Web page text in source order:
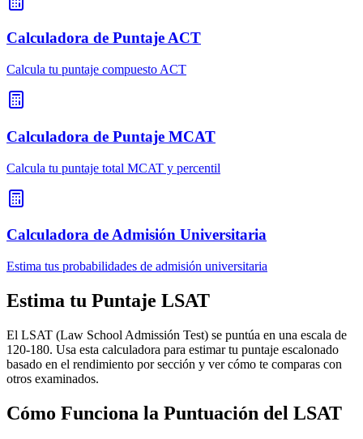
Calculadora de Puntaje ACT
Calcula tu puntaje compuesto ACT
Calculadora de Puntaje MCAT
Calcula tu puntaje total MCAT y percentil
Calculadora de Admisión Universitaria
Estima tus probabilidades de admisión universitaria
Estima tu Puntaje LSAT
El LSAT (Law School Admissión Test) se puntúa en una escala de
120-180. Usa esta calculadora para estimar tu puntaje escalonado
basado en el rendimiento por sección y ver cómo te comparas con
otros examinados.
Cómo Funciona la Puntuación del LSAT